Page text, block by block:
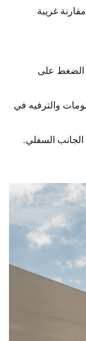
غريبة
على
والترفيه في
الجانب السفلي.